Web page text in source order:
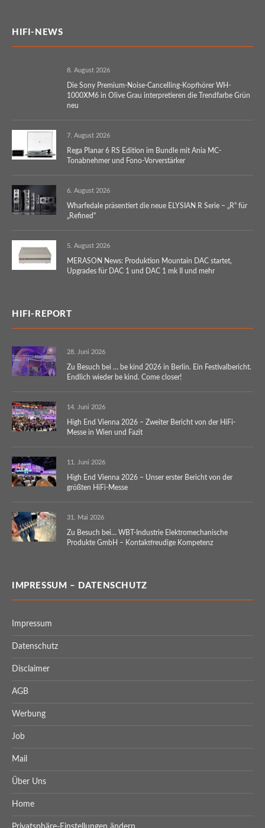
HIFI-NEWS
8. August 2026
Die Sony Premium-Noise-Cancelling-Kopfhörer WH-
1000XM6 in Olive Grau interpretieren die Trendfarbe Grün
neu
7. August 2026
Rega Planar 6 RS Edition im Bundle mit Ania MC-
Tonabnehmer und Fono-Vorverstärker
6. August 2026
Wharfedale präsentiert die neue ELYSIAN R Serie – „R“ für
„Refined“
5. August 2026
MERASON News: Produktion Mountain DAC startet,
Upgrades für DAC 1 und DAC 1 mk II und mehr
HIFI-REPORT
28. Juni 2026
Zu Besuch bei … be kind 2026 in Berlin. Ein Festivalbericht.
Endlich wieder be kind. Come closer!
14. Juni 2026
High End Vienna 2026 – Zweiter Bericht von der HiFi-
Messe in Wien und Fazit
11. Juni 2026
High End Vienna 2026 – Unser erster Bericht von der
größten HiFi-Messe
31. Mai 2026
Zu Besuch bei… WBT-Industrie Elektromechanische
Produkte GmbH – Kontaktfreudige Kompetenz
IMPRESSUM – DATENSCHUTZ
Impressum
Datenschutz
Disclaimer
AGB
Werbung
Job
Mail
Über Uns
Home